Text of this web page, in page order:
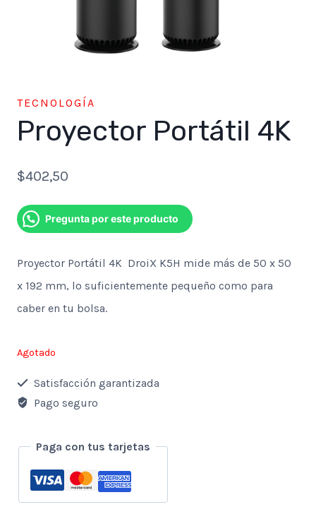
TECNOLOGÍA
Proyector Portátil 4K
$402,50
Pregunta por este producto
Proyector Portátil 4K DroiX K5H mide más de 50 x 50
x 192 mm, lo suficientemente pequeño como para
caber en tu bolsa.
Agotado
Satisfacción garantizada
Pago seguro
Paga con tus tarjetas